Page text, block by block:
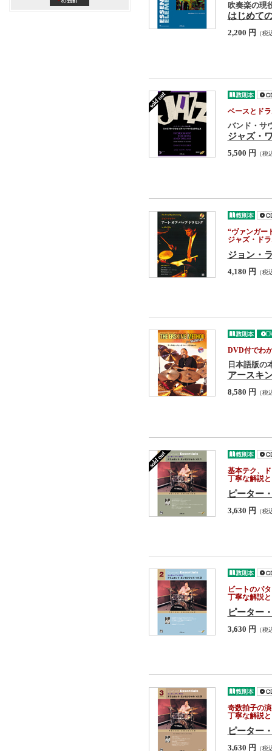
吹奏楽の現
はじめて
2,200 円 （税
ベースとド
バンド・サ
ジャズ・
5,500 円 （税
“ヴァンガー
ジャズ・ド
ジョン・
4,180 円 （税
DVD付でわ
日本語版の
アースキ
8,580 円 （税
基本テク、
丁寧な解説
ピーター
3,630 円 （税
ビートのパ
丁寧な解説
ピーター
3,630 円 （税
奇数拍子の
丁寧な解説
ピーター
3,630 円 （税